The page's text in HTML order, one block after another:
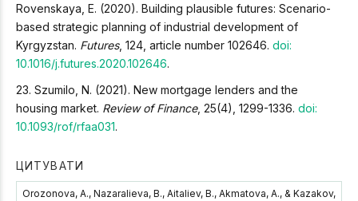
Rovenskaya, E. (2020). Building plausible futures: Scenario-
based strategic planning of industrial development of
Kyrgyzstan. Futures, 124, article number 102646. doi:
10.1016/j.futures.2020.102646.
23. Szumilo, N. (2021). New mortgage lenders and the
housing market. Review of Finance, 25(4), 1299-1336. doi:
10.1093/rof/rfaa031.
ЦИТУВАТИ
Orozonova, A., Nazaralieva, B., Aitaliev, B., Akmatova, A., & Kazakov,